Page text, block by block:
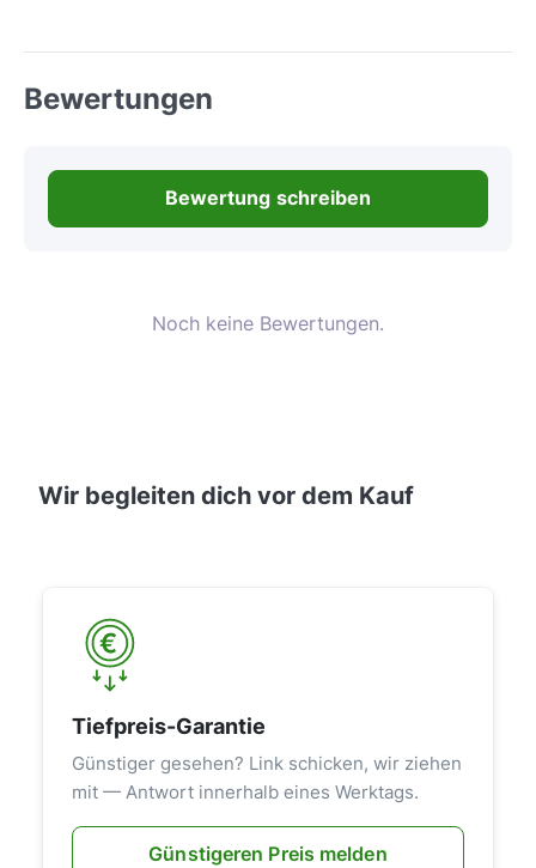
Bewertungen
Bewertung schreiben
Noch keine Bewertungen.
Wir begleiten dich vor dem Kauf
Tiefpreis-Garantie
Günstiger gesehen? Link schicken, wir ziehen
mit — Antwort innerhalb eines Werktags.
Günstigeren Preis melden